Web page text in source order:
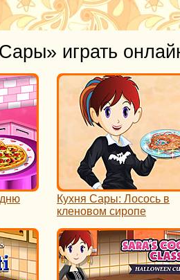
играть
Кухня Сары: Лосось в
кленовом сиропе